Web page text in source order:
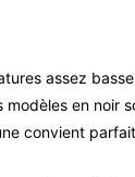
assez
modèles en noir
convient